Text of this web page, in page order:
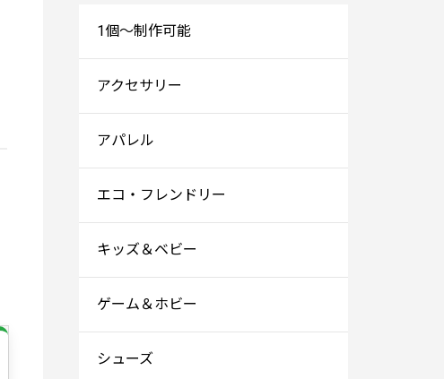
1個～制作可能
アクセサリー
アパレル
エコ・フレンドリー
キッズ＆ベビー
ゲーム＆ホビー
シューズ